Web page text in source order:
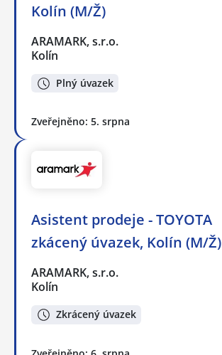
Kolín (M/Ž)
ARAMARK, s.r.o.
Kolín
Plný úvazek
Zveřejněno: 5. srpna
Asistent prodeje - TOYOTA
zkácený úvazek, Kolín (M/Ž)
ARAMARK, s.r.o.
Kolín
Zkrácený úvazek